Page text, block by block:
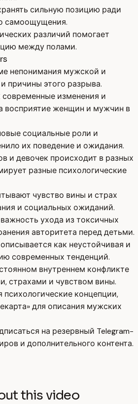
сильную позицию ради
самоощущения.
различий помогает
между полами.
непонимания мужской и
причины этого разрыва.
современные изменения и
восприятие женщин и мужчин в
социальные роли и
их поведение и ожидания.
и девочек происходит в разных
разные психологические
чувство вины и страх
и социальных ожиданий.
ухода из токсичных
авторитета перед детьми.
как неустойчивая и
современных тенденций.
внутреннем конфликте
страхами и чувством вины.
концепции,
для описания мужских
на резервный Telegram-
и дополнительного контента.
this video